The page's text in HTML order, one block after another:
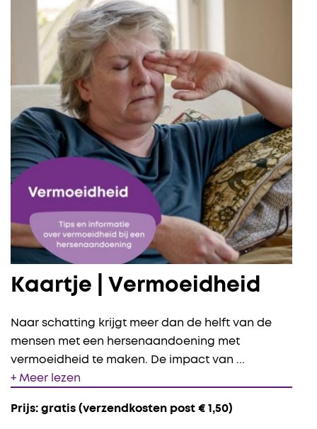
Kaartje | Vermoeidheid
Naar schatting krijgt meer dan de helft van de
mensen met een hersenaandoening met
vermoeidheid te maken. De impact van ...
+ Meer lezen
Prijs: gratis (verzendkosten post € 1,50)